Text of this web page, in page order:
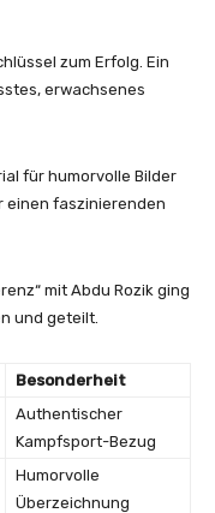
zum Erfolg. Ein
erwachsenes
für humorvolle Bilder
einen faszinierenden
mit Abdu Rozik ging
und geteilt.
Besonderheit
Authentischer
Kampfsport-Bezug
Humorvolle
Überzeichnung